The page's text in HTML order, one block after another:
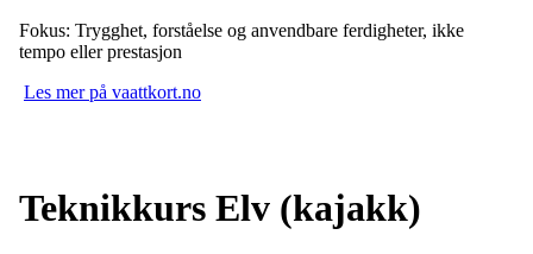
Fokus: Trygghet, forståelse og anvendbare ferdigheter, ikke
tempo eller prestasjon
Les mer på vaattkort.no
Teknikkurs Elv (kajakk)